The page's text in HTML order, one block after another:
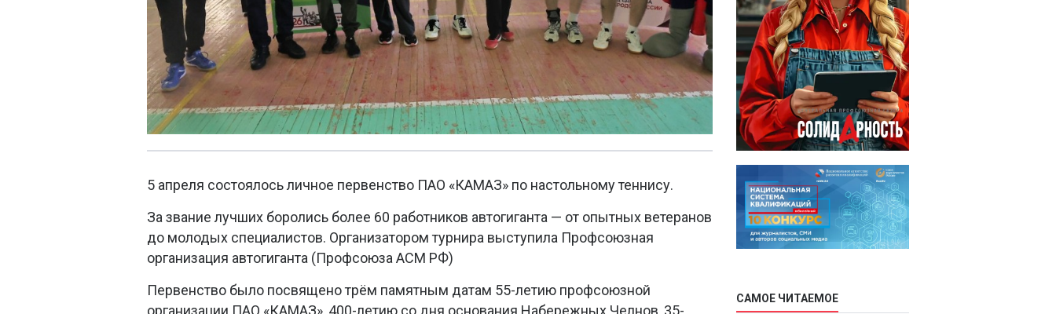
5 апреля состоялось личное первенство ПАО «КАМАЗ» по настольному теннису.
За звание лучших боролись более 60 работников автогиганта — от опытных ветеранов
до молодых специалистов. Организатором турнира выступила Профсоюзная
организация автогиганта (Профсоюза АСМ РФ)
Первенство было посвящено трём памятным датам 55-летию профсоюзной
САМОЕ ЧИТАЕМОЕ